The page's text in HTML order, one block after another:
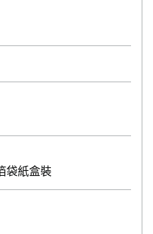
袋紙盒裝